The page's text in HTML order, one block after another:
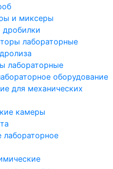
и миксеры
лабораторные
лабораторные
оборудование
для механических
камеры
лабораторное